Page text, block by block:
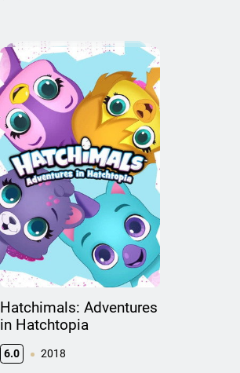
Hatchimals: Adventures
in Hatchtopia
6.0 2018